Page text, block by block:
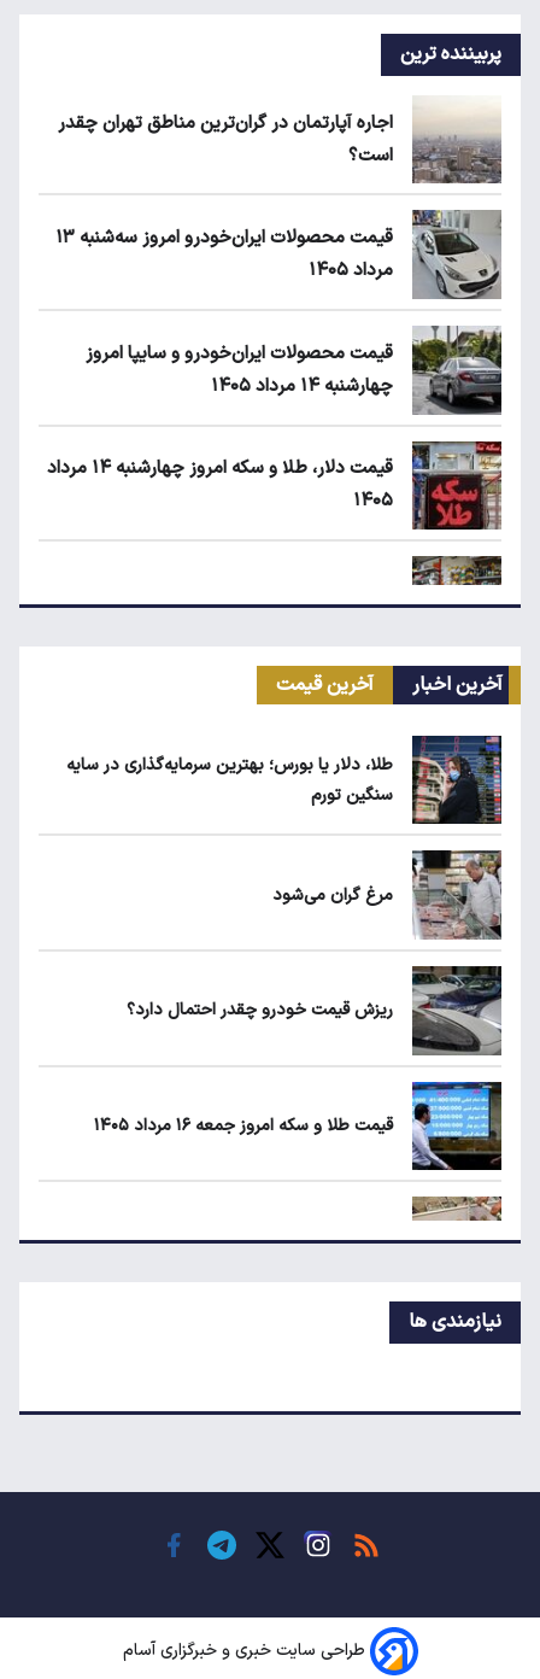
پربیننده ترین
اجاره آپارتمان در گران‌ترین مناطق تهران چقدر
است؟
قیمت محصولات ایران‌خودرو امروز سه‌شنبه ۱۳
مرداد ۱۴۰۵
قیمت محصولات ایران‌خودرو و سایپا امروز
چهارشنبه ۱۴ مرداد ۱۴۰۵
قیمت دلار، طلا و سکه امروز چهارشنبه ۱۴ مرداد
۱۴۰۵
زمان شارژ کالابرگ با رقم آخر کد ملی صفر تا ۲
ابلاغیه جدید وزارت کار؛ چه کسانی از فهرست
کیا اسپورتیج ۲۰۲۵ در ایران ارزش خرید دارد؟
آخرین اخبار آخرین قیمت
طلا، دلار یا بورس؛ بهترین سرمایه‌گذاری در سایه
سنگین تورم
مرغ گران می‌شود
ریزش قیمت خودرو چقدر احتمال دارد؟
قیمت طلا و سکه امروز جمعه ۱۶ مرداد ۱۴۰۵
لبنیات دوباره گران می‌شود؟
نیازمندی ها
طراحی سایت خبری و خبرگزاری آسام